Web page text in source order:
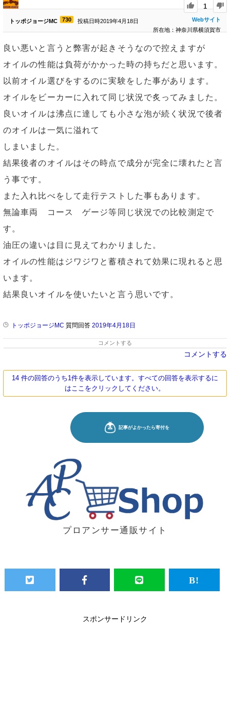
1
トッポジョージMC 730 投稿日時2019年4月18日
Webサイト
所在地：神奈川県横須賀市
良い悪いと言うと弊害が起きそうなので控えますが
オイルの性能は負荷がかかった時の持ちだと思います。
以前オイル選びをするのに実験をした事があります。
オイルをビーカーに入れて同じ状況で炙ってみました。
良いオイルは沸点に達しても小さな泡が続く状況で後者
のオイルは一気に溢れて
しまいました。
結果後者のオイルはその時点で成分が完全に壊れたと言
う事です。
また入れ比べをして走行テストした事もあります。
無論車両 コース ゲージ等同じ状況での比較測定で
す。
油圧の違いは目に見えてわかりました。
オイルの性能はジワジワと蓄積されて効果に現れると思
います。
結果良いオイルを使いたいと言う思いです。
トッポジョージMC 質問回答 2019年4月18日
コメントする
コメントする
14 件の回答のうち1件を表示しています。すべての回答を表示するに
はここをクリックしてください。
プロアンサー通販サイト
スポンサードリンク